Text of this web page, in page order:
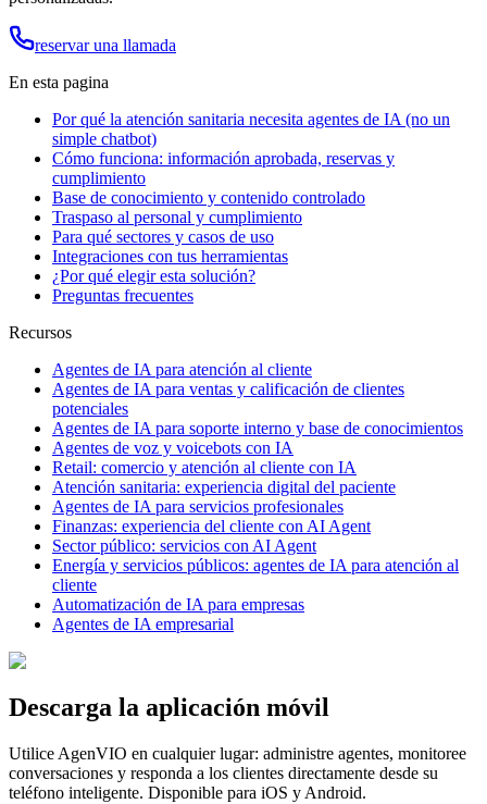
reservar una llamada
En esta pagina
Por qué la atención sanitaria necesita agentes de IA (no un
simple chatbot)
Cómo funciona: información aprobada, reservas y
cumplimiento
Base de conocimiento y contenido controlado
Traspaso al personal y cumplimiento
Para qué sectores y casos de uso
Integraciones con tus herramientas
¿Por qué elegir esta solución?
Preguntas frecuentes
Recursos
Agentes de IA para atención al cliente
Agentes de IA para ventas y calificación de clientes
potenciales
Agentes de IA para soporte interno y base de conocimientos
Agentes de voz y voicebots con IA
Retail: comercio y atención al cliente con IA
Atención sanitaria: experiencia digital del paciente
Agentes de IA para servicios profesionales
Finanzas: experiencia del cliente con AI Agent
Sector público: servicios con AI Agent
Energía y servicios públicos: agentes de IA para atención al
cliente
Automatización de IA para empresas
Agentes de IA empresarial
Descarga la aplicación móvil
Utilice AgenVIO en cualquier lugar: administre agentes, monitoree
conversaciones y responda a los clientes directamente desde su
teléfono inteligente. Disponible para iOS y Android.